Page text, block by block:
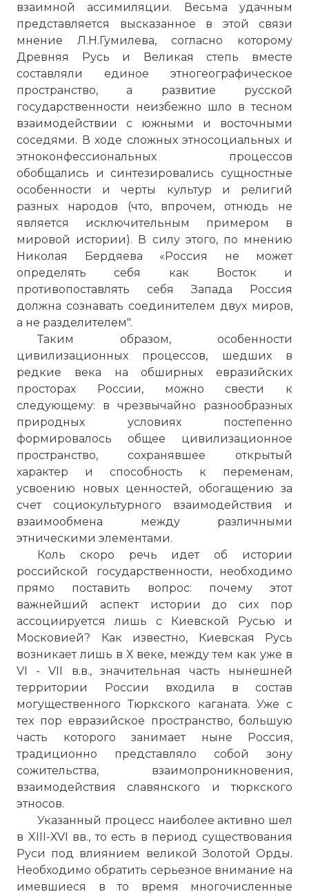
взаимной ассимиляции. Весьма удачным
представляется высказанное в этой связи
мнение Л.Н.Гумилева, согласно которому
Древняя Русь и Великая степь вместе
составляли единое этногеографическое
пространство, а развитие русской
государственности неизбежно шло в тесном
взаимодействии с южными и восточными
соседями. В ходе сложных этносоциальных и
этноконфессиональных процессов
обобщались и синтезировались сущностные
особенности и черты культур и религий
разных народов (что, впрочем, отнюдь не
является исключительным примером в
мировой истории). В силу этого, по мнению
Николая Бердяева «Россия не может
определять себя как Восток и
противопоставлять себя Запада Россия
должна сознавать соединителем двух миров,
а не разделителем".
Таким образом, особенности
цивилизационных процессов, шедших в
редкие века на обширных евразийских
просторах России, можно свести к
следующему: в чрезвычайно разнообразных
природных условиях постепенно
формировалось общее цивилизационное
пространство, сохранявшее открытый
характер и способность к переменам,
усвоению новых ценностей, обогащению за
счет социокультурного взаимодействия и
взаимообмена между различными
этническими элементами.
Коль скоро речь идет об истории
российской государственности, необходимо
прямо поставить вопрос: почему этот
важнейший аспект истории до сих пор
ассоциируется лишь с Киевской Русью и
Московией? Как известно, Киевская Русь
возникает лишь в Х веке, между тем как уже в
VI - VII в.в., значительная часть нынешней
территории России входила в состав
могущественного Тюркского каганата. Уже с
тех пор евразийское пространство, большую
часть которого занимает ныне Россия,
традиционно представляло собой зону
сожительства, взаимопроникновения,
взаимодействия славянского и тюркского
этносов.
Указанный процесс наиболее активно шел
в XIII-ХVI вв., то есть в период существования
Руси под влиянием великой Золотой Орды.
Необходимо обратить серьезное внимание на
имевшиеся в то время многочисленные